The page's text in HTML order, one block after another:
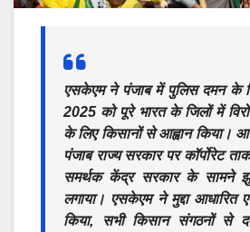
एसकेएम ने पंजाब में पुलिस दमन के
2025 को पूरे भारत के जिलों में
के लिए किसानों से आह्वान किया।
पंजाब राज्य सरकार पर कॉर्पोरेट
समर्थक केंद्र सरकार के सामने
लगाया। एसकेएम ने मुद्दा आधारित
किया, सभी किसान संगठनों से